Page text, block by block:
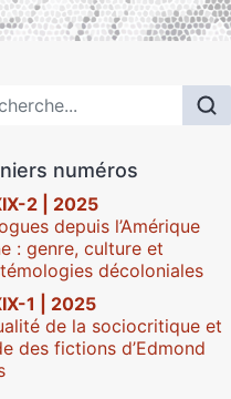
principal
numéros
2 | 2025
depuis l’Amérique
: genre, culture et
décoloniales
1 | 2025
de la sociocritique et
des fictions d’Edmond